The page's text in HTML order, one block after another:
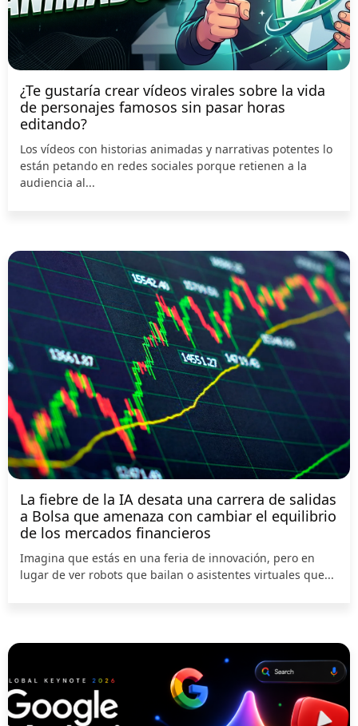
¿Te gustaría crear vídeos virales sobre la vida
de personajes famosos sin pasar horas
editando?
Los vídeos con historias animadas y narrativas potentes lo
están petando en redes sociales porque retienen a la
audiencia al...
La fiebre de la IA desata una carrera de salidas
a Bolsa que amenaza con cambiar el equilibrio
de los mercados financieros
Imagina que estás en una feria de innovación, pero en
lugar de ver robots que bailan o asistentes virtuales que...